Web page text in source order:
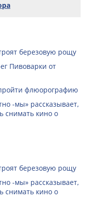
березовую рощу
Пивоварки от
флюорографию
-мы» рассказывает,
снимать кино о
березовую рощу
-мы» рассказывает,
снимать кино о